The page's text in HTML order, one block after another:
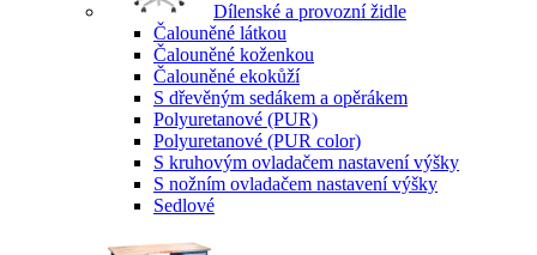
Dílenské a provozní židle
Čalouněné látkou
Čalouněné koženkou
Čalouněné ekokůží
S dřevěným sedákem a opěrákem
Polyuretanové (PUR)
Polyuretanové (PUR color)
S kruhovým ovladačem nastavení výšky
S nožním ovladačem nastavení výšky
Sedlové